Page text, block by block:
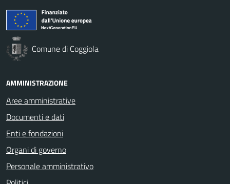
Comune di Coggiola
AMMINISTRAZIONE
Aree amministrative
Documenti e dati
Enti e fondazioni
Organi di governo
Personale amministrativo